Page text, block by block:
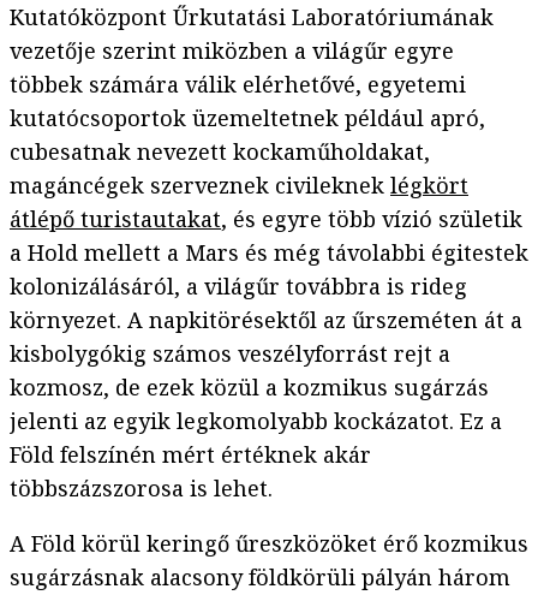
Kutatóközpont Űrkutatási Laboratóriumának
vezetője szerint miközben a világűr egyre
többek számára válik elérhetővé, egyetemi
kutatócsoportok üzemeltetnek például apró,
cubesatnak nevezett kockaműholdakat,
magáncégek szerveznek civileknek légkört
átlépő turistautakat, és egyre több vízió születik
a Hold mellett a Mars és még távolabbi égitestek
kolonizálásáról, a világűr továbbra is rideg
környezet. A napkitörésektől az űrszeméten át a
kisbolygókig számos veszélyforrást rejt a
kozmosz, de ezek közül a kozmikus sugárzás
jelenti az egyik legkomolyabb kockázatot. Ez a
Föld felszínén mért értéknek akár
többszázszorosa is lehet.
A Föld körül keringő űreszközöket érő kozmikus
sugárzásnak alacsony földkörüli pályán három